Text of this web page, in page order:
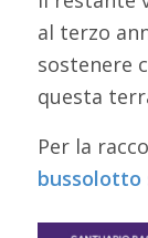
al terzo
sostenere
questa
Per la
bussolotto